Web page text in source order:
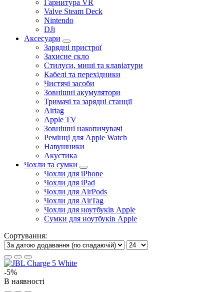
Гарнитура VR
Valve Steam Deck
Nintendo
DJi
Аксесуари
Зарядні пристрої
Захисне скло
Стилуси, миші та клавіатури
Кабелі та перехідники
Чистячі засоби
Зовнішні акумулятори
Тримачі та зарядні станції
Airtag
Apple TV
Зовнішні накопичувачі
Ремінці для Apple Watch
Навушники
Акустика
Чохли та сумки
Чохли для iPhone
Чохли для iPad
Чохли для AirPods
Чохли для AirTag
Чохли для ноутбуків Apple
Сумки для ноутбуків Apple
Сортування:
-5%
В наявності